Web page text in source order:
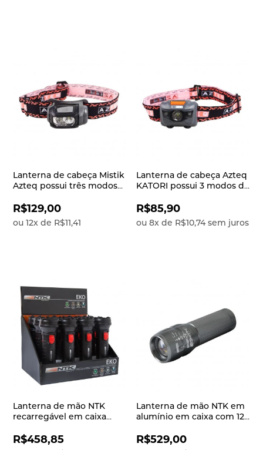
Lanterna de cabeça Mistik
Azteq possui três modos
compacta e
R$129,00
ou12x de R$11,41
Lanterna de cabeça Azteq
KATORI possui 3 modos de
atividades outdoor como
trekking, camping, bike e
e
R$85,90
ou 8x de R$10,74sem juros
Lanterna de mão NTK
recarregável em caixa
bivolt e potência de 50
R$458,85
Lanterna de mão NTK em
alumínio em caixa com 12
compacta com potência
R$529,00